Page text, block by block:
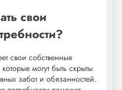
свои
свои собственные
могут быть скрыты
забот и обязанностей.